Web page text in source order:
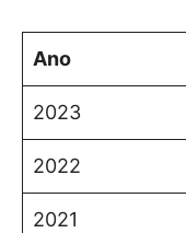
Ano
2023
2022
2021